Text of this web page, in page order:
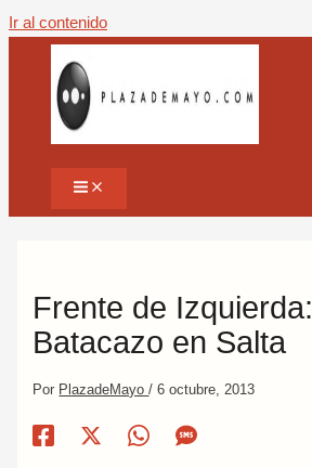
Ir al contenido
Frente de Izquierda:
Batacazo en Salta
Por PlazadeMayo/6 octubre, 2013